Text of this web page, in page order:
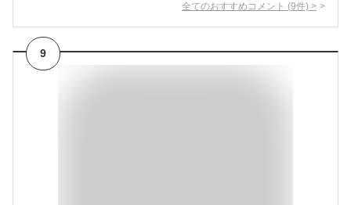
全てのおすすめコメント (9件) >
9